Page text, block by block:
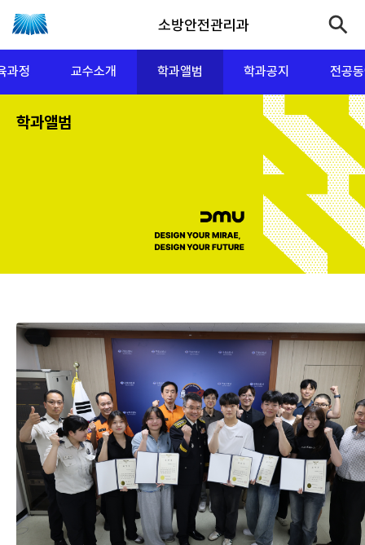
소방안전관리과
과정 교수소개 학과앨범 학과공지 전공
학과앨범